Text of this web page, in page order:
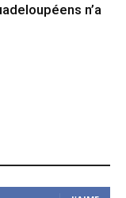
n’a